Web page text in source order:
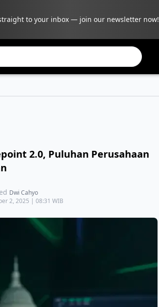
to your inbox — join our newsletter now!
2.0, Puluhan Perusahaan
Dwi Cahyo
2, 2025 | 08:31 WIB